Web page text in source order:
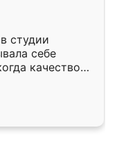
студии
себе
качеством
уже почти